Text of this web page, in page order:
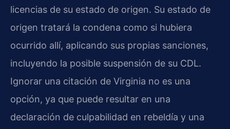
licencias de su estado de origen. Su estado de
origen tratará la condena como si hubiera
ocurrido allí, aplicando sus propias sanciones,
incluyendo la posible suspensión de su CDL.
Ignorar una citación de Virginia no es una
opción, ya que puede resultar en una
declaración de culpabilidad en rebeldía y una